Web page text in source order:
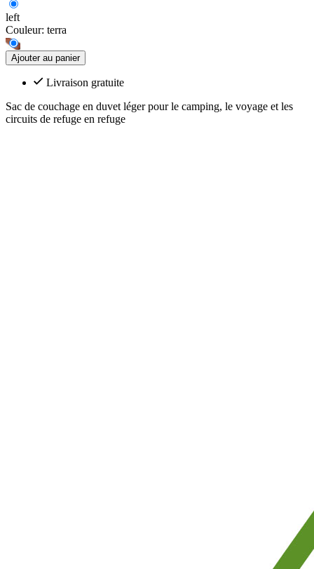
left
Couleur: terra
Ajouter au panier
Livraison gratuite
Sac de couchage en duvet léger pour le camping, le voyage et les
circuits de refuge en refuge